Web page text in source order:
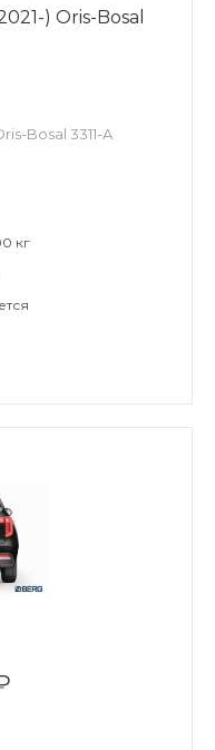
) Oris-Bosal
Bosal 3311-A
кг